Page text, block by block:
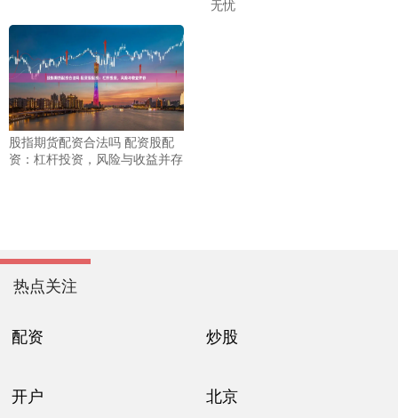
无忧
股指期货配资合法吗 配资股配
资：杠杆投资，风险与收益并存
热点关注
配资 炒股
开户 北京